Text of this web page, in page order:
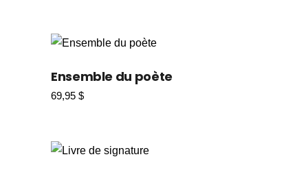
à
170,00 $
Ensemble du poète
69,95 $